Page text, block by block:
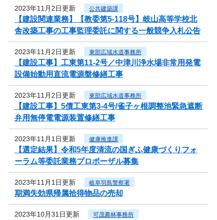
2023年11月2日更新 公共建築課
【建設関連業務】【教委第5-118号】岐山高等学校北
舎改築工事の工事監理委託に関する一般競争入札公告
2023年11月2日更新 東部広域水道事務所
【建設工事】工東第11-2号／中津川浄水場非常用発電
設備始動用直流電源盤修繕工事
2023年11月2日更新 東部広域水道事務所
【建設工事】5債工東第3-4号/雀子ヶ根調整池緊急遮断
弁用無停電電源装置修繕工事
2023年11月1日更新 健康推進課
【選定結果】令和5年度清流の国ぎふ健康づくりフォ
ーラム等委託業務プロポーザル募集
2023年11月1日更新 岐阜羽島警察署
期満失効県帰属拾得物品の売却
2023年10月31日更新 可茂農林事務所